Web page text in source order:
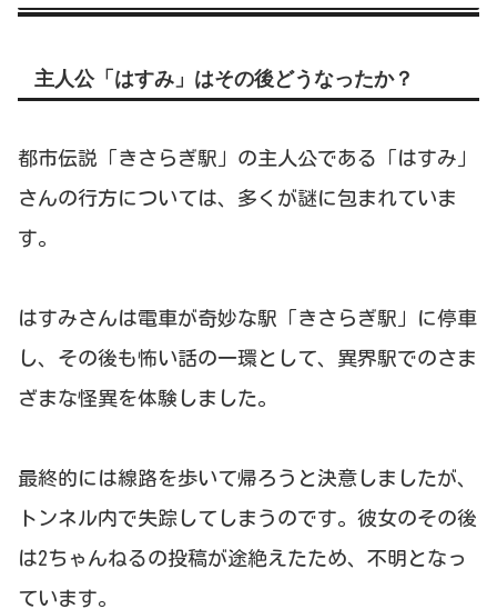
主人公「はすみ」はその後どうなったか？
都市伝説「きさらぎ駅」の主人公である「はすみ」
さんの行方については、多くが謎に包まれていま
す。
はすみさんは電車が奇妙な駅「きさらぎ駅」に停車
し、その後も怖い話の一環として、異界駅でのさま
ざまな怪異を体験しました。
最終的には線路を歩いて帰ろうと決意しましたが、
トンネル内で失踪してしまうのです。彼女のその後
は2ちゃんねるの投稿が途絶えたため、不明となっ
ています。